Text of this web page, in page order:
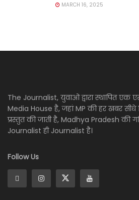
MARCH 16, 2025
The Journalist, युवाओ द्वारा स्थापित एक
Media House है, जहां MP की हर खबर
प्रस्तुत की जाती है, Madhya Pradesh की
Journalist ही Journalist है।
Follow Us